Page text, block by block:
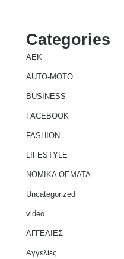
Categories
AEK
AUTO-MOTO
BUSINESS
FACEBOOK
FASHION
LIFESTYLE
NOMIKA ΘΕΜΑΤΑ
Uncategorized
video
ΑΓΓΕΛΙΕΣ
Αγγελίες